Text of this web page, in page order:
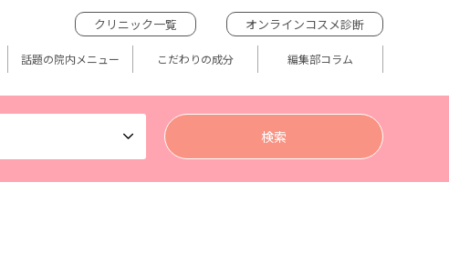
クリニック一覧 オンラインコスメ診断
話題の院内メニュー こだわりの成分 編集部コラム